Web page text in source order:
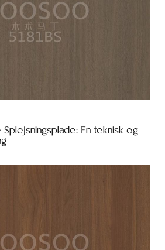
Splejsningsplade: En teknisk og